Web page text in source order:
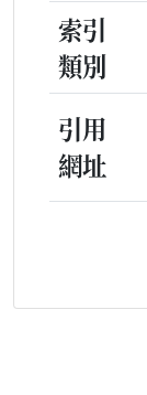
索引
類別
引用
網址